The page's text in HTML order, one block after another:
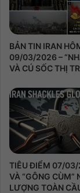
BẢN TIN IRAN
09/03/2026 –
VÀ CÚ SỐC THỊ
TIÊU ĐIỂM 07/
VÀ “GÔNG CÙM”
LƯỢNG TOÀN